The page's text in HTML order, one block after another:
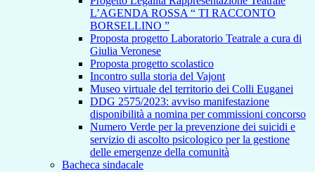
L’AGENDA ROSSA “ TI RACCONTO
BORSELLINO ”
Proposta progetto Laboratorio Teatrale a cura di
Giulia Veronese
Proposta progetto scolastico
Incontro sulla storia del Vajont
Museo virtuale del territorio dei Colli Euganei
DDG 2575/2023: avviso manifestazione
disponibilità a nomina per commissioni concorso
Numero Verde per la prevenzione dei suicidi e
servizio di ascolto psicologico per la gestione
delle emergenze della comunità
Bacheca sindacale